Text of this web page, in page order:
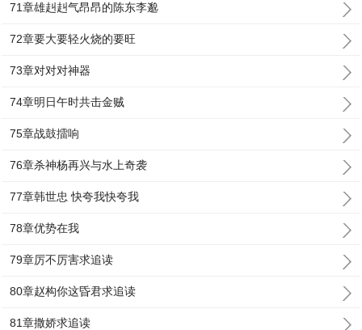
71章雄赳赳气昂昂的陈东李邈
72章要大要轻火烧的要旺
73章对对对神器
74章明日午时共击金贼
75章战鼓擂响
76章杀神杨再兴与水上奇袭
77章韩世忠 快夸我快夸我
78章优势在我
79章厉不厉害求追读
80章赵构你这昏君求追读
81章撒娇求追读